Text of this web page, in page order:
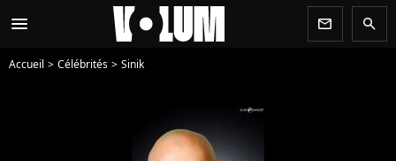
menu newsletter search
Accueil Célébrités Sinik